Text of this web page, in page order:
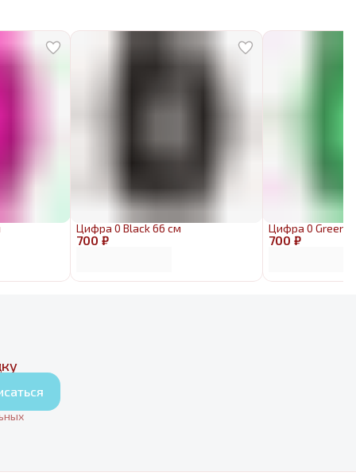
700 ₽
Цифра 0 Black 66 см
700 ₽
Цифра 0 Green